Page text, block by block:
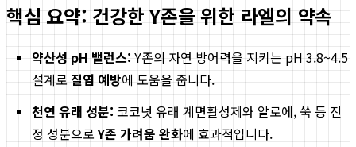
핵심 요약: 건강한 Y존을 위한 라엘의 약속
약산성 pH 밸런스: Y존의 자연 방어력을 지키는 pH 3.8~4.5
설계로 질염 예방에 도움을 줍니다.
천연 유래 성분: 코코넛 유래 계면활성제와 알로에, 쑥 등 진
정 성분으로Y존 가려움 완화에 효과적입니다.